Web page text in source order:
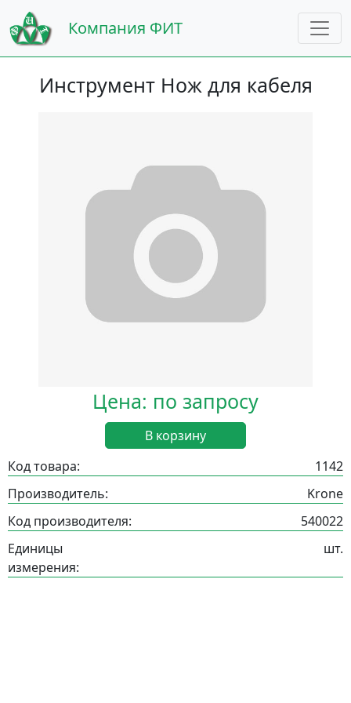
Компания ФИТ
Инструмент Нож для кабеля
Цена: по запросу
В корзину
Код товара:
1142
Производитель:
Krone
Код производителя:
540022
Единицы
измерения:
шт.